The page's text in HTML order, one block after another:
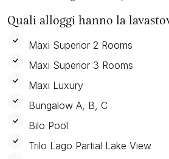
Quali alloggi hanno la
Maxi Superior 2 Rooms
Maxi Superior 3 Rooms
Maxi Luxury
Bungalow A, B, C
Bilo Pool
Trilo Lago Partial Lake View